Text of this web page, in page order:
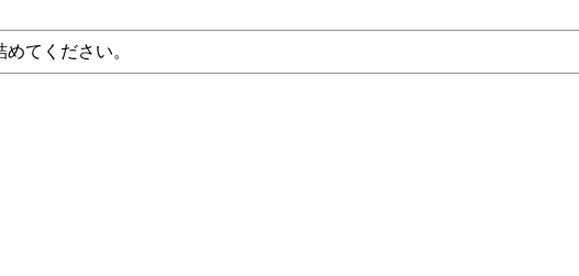
てください。